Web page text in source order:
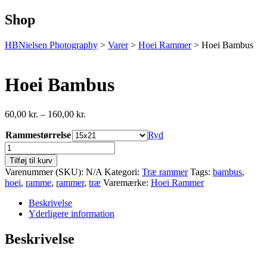
Shop
HBNielsen Photography > Varer> Hoei Rammer> Hoei Bambus
Hoei Bambus
60,00 kr. – 160,00 kr.
til
160,00 kr.
Rammestørrelse
Ryd
Hoei
Bambus
antal
Tilføj til kurv
Varenummer (SKU): N/A Kategori: Træ rammer Tags: bambus,
hoei, ramme, rammer, træ Varemærke: Hoei Rammer
Beskrivelse
Yderligere information
Beskrivelse